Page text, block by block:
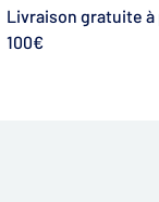
Livraison gratuite à
100€